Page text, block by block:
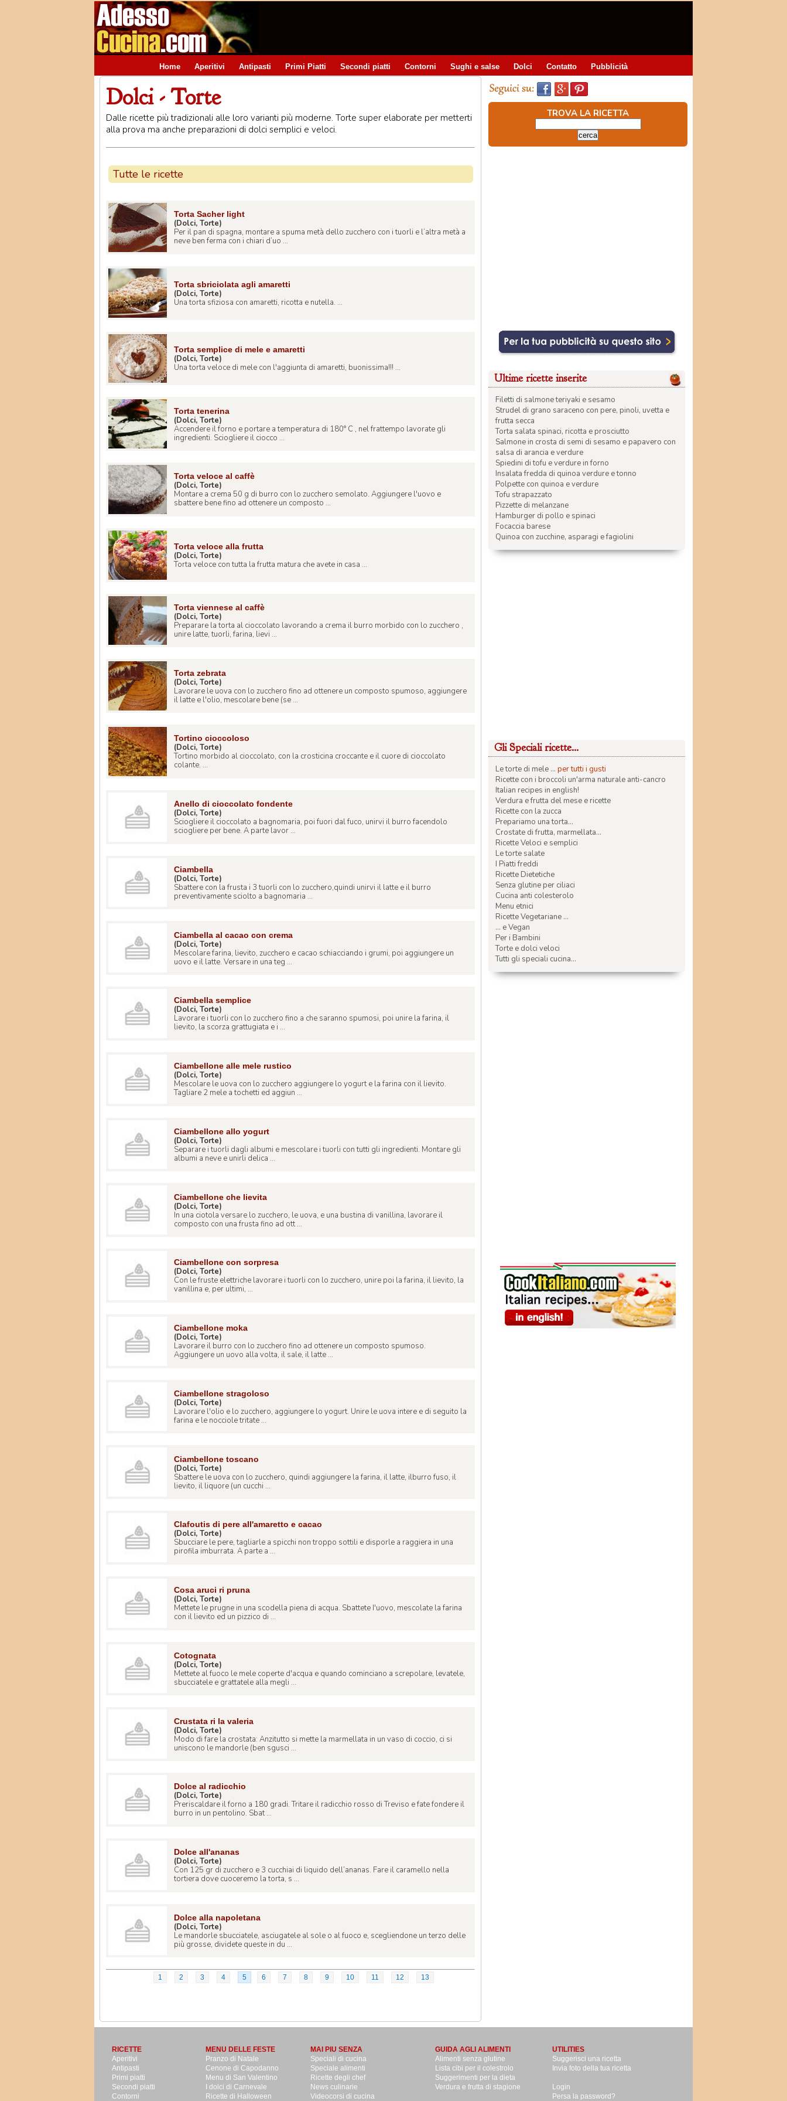
Home Aperitivi Antipasti Primi Piatti Secondi piatti Contorni Sughi e salse Dolci Contatto Pubblicità
Dolci - Torte
Dalle ricette più tradizionali alle loro varianti più moderne. Torte super elaborate per metterti
alla prova ma anche preparazioni di dolci semplici e veloci.
Tutte le ricette
Torta Sacher light
(Dolci, Torte)
Per il pan di spagna, montare a spuma metà dello zucchero con i tuorli e l’altra metà a
neve ben ferma con i chiari d’uo ...
Torta sbriciolata agli amaretti
(Dolci, Torte)
Una torta sfiziosa con amaretti, ricotta e nutella. ...
Torta semplice di mele e amaretti
(Dolci, Torte)
Una torta veloce di mele con l'aggiunta di amaretti, buonissima!!! ...
Torta tenerina
(Dolci, Torte)
Accendere il forno e portare a temperatura di 180° C , nel frattempo lavorate gli
ingredienti. Sciogliere il ciocco ...
Torta veloce al caffè
(Dolci, Torte)
Montare a crema 50 g di burro con lo zucchero semolato. Aggiungere l'uovo e
sbattere bene fino ad ottenere un composto ...
Torta veloce alla frutta
(Dolci, Torte)
Torta veloce con tutta la frutta matura che avete in casa ...
Torta viennese al caffè
(Dolci, Torte)
Preparare la torta al cioccolato lavorando a crema il burro morbido con lo zucchero ,
unire latte, tuorli, farina, lievi ...
Torta zebrata
(Dolci, Torte)
Lavorare le uova con lo zucchero fino ad ottenere un composto spumoso, aggiungere
il latte e l'olio, mescolare bene (se ...
Tortino cioccoloso
(Dolci, Torte)
Tortino morbido al cioccolato, con la crosticina croccante e il cuore di cioccolato
colante. ...
Anello di cioccolato fondente
(Dolci, Torte)
Sciogliere il cioccolato a bagnomaria, poi fuori dal fuco, unirvi il burro facendolo
sciogliere per bene. A parte lavor ...
Ciambella
(Dolci, Torte)
Sbattere con la frusta i 3 tuorli con lo zucchero,quindi unirvi il latte e il burro
preventivamente sciolto a bagnomaria ...
Ciambella al cacao con crema
(Dolci, Torte)
Mescolare farina, lievito, zucchero e cacao schiacciando i grumi, poi aggiungere un
uovo e il latte. Versare in una teg ...
Ciambella semplice
(Dolci, Torte)
Lavorare i tuorli con lo zucchero fino a che saranno spumosi, poi unire la farina, il
lievito, la scorza grattugiata e i ...
Ciambellone alle mele rustico
(Dolci, Torte)
Mescolare le uova con lo zucchero aggiungere lo yogurt e la farina con il lievito.
Tagliare 2 mele a tochetti ed aggiun ...
Ciambellone allo yogurt
(Dolci, Torte)
Separare i tuorli dagli albumi e mescolare i tuorli con tutti gli ingredienti. Montare gli
albumi a neve e unirli delica ...
Ciambellone che lievita
(Dolci, Torte)
In una ciotola versare lo zucchero, le uova, e una bustina di vanillina, lavorare il
composto con una frusta fino ad ott ...
Ciambellone con sorpresa
(Dolci, Torte)
Con le fruste elettriche lavorare i tuorli con lo zucchero, unire poi la farina, il lievito, la
vanillina e, per ultimi, ...
Ciambellone moka
(Dolci, Torte)
Lavorare il burro con lo zucchero fino ad ottenere un composto spumoso.
Aggiungere un uovo alla volta, il sale, il latte ...
Ciambellone stragoloso
(Dolci, Torte)
Lavorare l'olio e lo zucchero, aggiungere lo yogurt. Unire le uova intere e di seguito la
farina e le nocciole tritate ...
Ciambellone toscano
(Dolci, Torte)
Sbattere le uova con lo zucchero, quindi aggiungere la farina, il latte, ilburro fuso, il
lievito, il liquore (un cucchi ...
Clafoutis di pere all'amaretto e cacao
(Dolci, Torte)
Sbucciare le pere, tagliarle a spicchi non troppo sottili e disporle a raggiera in una
pirofila imburrata. A parte a ...
Cosa aruci ri pruna
(Dolci, Torte)
Mettete le prugne in una scodella piena di acqua. Sbattete I'uovo, mescolate la farina
con il lievito ed un pizzico di ...
Cotognata
(Dolci, Torte)
Mettete al fuoco le mele coperte d'acqua e quando cominciano a screpolare, levatele,
sbucciatele e grattatele alla megli ...
Crustata ri la valeria
(Dolci, Torte)
Modo di fare la crostata: Anzitutto si mette la marmellata in un vaso di coccio, ci si
uniscono le mandorle (ben sgusci ...
Dolce al radicchio
(Dolci, Torte)
Preriscaldare il forno a 180 gradi. Tritare il radicchio rosso di Treviso e fate fondere il
burro in un pentolino. Sbat ...
Dolce all'ananas
(Dolci, Torte)
Con 125 gr di zucchero e 3 cucchiai di liquido dell’ananas. Fare il caramello nella
tortiera dove cuoceremo la torta, s ...
Dolce alla napoletana
(Dolci, Torte)
Le mandorle sbucciatele, asciugatele al sole o al fuoco e, scegliendone un terzo delle
più grosse, dividete queste in du ...
1 2 3 4 5 6 7 8 9 10 11 12 13
TROVA LA RICETTA
Ultime ricette inserite
Filetti di salmone teriyaki e sesamo
Strudel di grano saraceno con pere, pinoli, uvetta e
frutta secca
Torta salata spinaci, ricotta e prosciutto
Salmone in crosta di semi di sesamo e papavero con
salsa di arancia e verdure
Spiedini di tofu e verdure in forno
Insalata fredda di quinoa verdure e tonno
Polpette con quinoa e verdure
Tofu strapazzato
Pizzette di melanzane
Hamburger di pollo e spinaci
Focaccia barese
Quinoa con zucchine, asparagi e fagiolini
Gli Speciali ricette...
Le torte di mele ... per tutti i gusti
Ricette con i broccoli un'arma naturale anti-cancro
Italian recipes in english!
Verdura e frutta del mese e ricette
Ricette con la zucca
Prepariamo una torta...
Crostate di frutta, marmellata...
Ricette Veloci e semplici
Le torte salate
I Piatti freddi
Ricette Dietetiche
Senza glutine per ciliaci
Cucina anti colesterolo
Menu etnici
Ricette Vegetariane ...
... e Vegan
Per i Bambini
Torte e dolci veloci
Tutti gli speciali cucina...
RICETTE
Aperitivi
Antipasti
Primi piatti
Secondi piatti
Contorni
MENU DELLE FESTE
Pranzo di Natale
Cenone di Capodanno
Menu di San Valentino
I dolci di Carnevale
Ricette di Halloween
MAI PIU SENZA
Speciali di cucina
Speciale alimenti
Ricette degli chef
News culinarie
Videocorsi di cucina
GUIDA AGLI ALIMENTI
Alimenti senza glutine
Lista cibi per il colestrolo
Suggerimenti per la dieta
Verdura e frutta di stagione
UTILITIES
Suggerisci una ricetta
Invia foto della tua ricetta
Login
Persa la password?